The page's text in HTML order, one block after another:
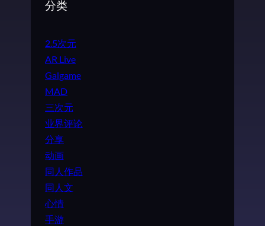
分类
2.5次元
AR Live
Galgame
MAD
三次元
业界评论
分享
动画
同人作品
同人文
心情
手游